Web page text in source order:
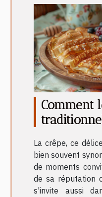
Comment
équilibrée
La crêpe, ce
bien souvent
de moments
de sa réputation
s'invite aussi